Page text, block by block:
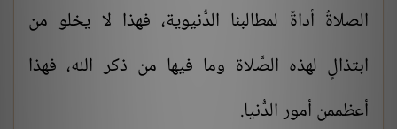
الصلاةُ أداةً لمطالبنا الدُّنيوية، فهذا لا يخلو من
ابتذالٍ لهذه الصَّلاة وما فيها من ذكر الله، فهذا
أعظممن أمور الدُّنيا.